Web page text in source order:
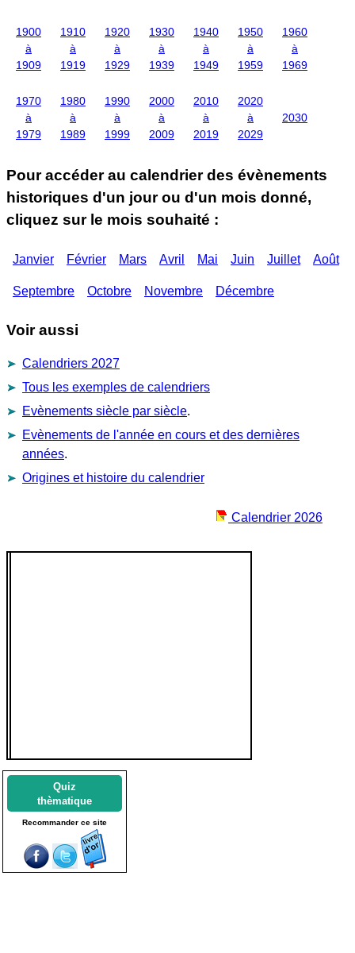
1900
à
1909
1910
à
1919
1920
à
1929
1930
à
1939
1940
à
1949
1950
à
1959
1960
à
1969
1970
à
1979
1980
à
1989
1990
à
1999
2000
à
2009
2010
à
2019
2020
à
2029
2030
Pour accéder au calendrier des évènements
historiques d'un jour ou d'un mois donné,
cliquez sur le mois souhaité :
Janvier Février Mars Avril Mai Juin Juillet Août
Septembre Octobre Novembre Décembre
Voir aussi
Calendriers 2027
Tous les exemples de calendriers
Evènements siècle par siècle.
Evènements de l'année en cours et des dernières
années.
Origines et histoire du calendrier
Calendrier 2026
Quiz
thèmatique
Recommander ce site